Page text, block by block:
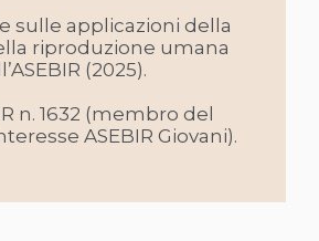
sulle applicazioni della
riproduzione umana
(2025).
n. 1632 (membro del
ASEBIR Giovani).